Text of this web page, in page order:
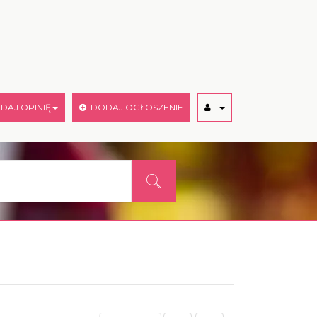
OPINIĘ DODAJ OGŁOSZENIE